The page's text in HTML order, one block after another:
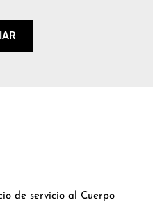
de servicio al Cuerpo